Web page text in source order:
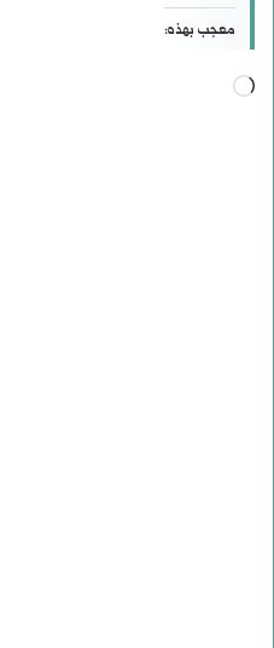
معجب بهذه:
جاري